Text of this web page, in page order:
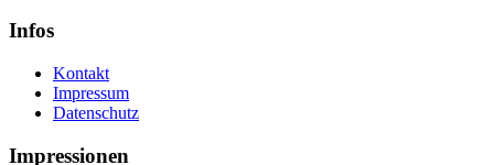
Infos
Kontakt
Impressum
Datenschutz
Impressionen